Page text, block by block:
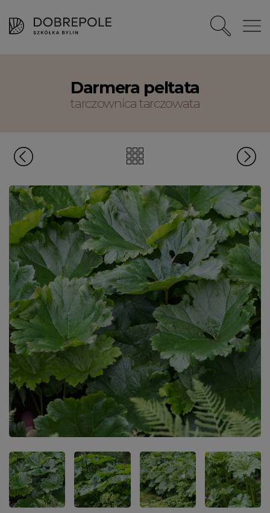
Darmera peltata
tarczownica tarczowata